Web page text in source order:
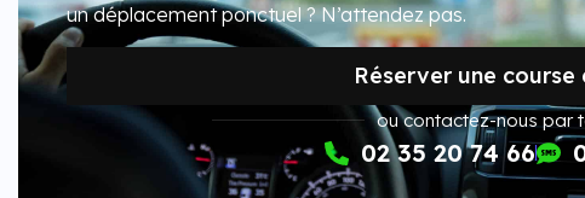
un déplacement ponctuel ? N’attendez pas.
Réserver une course
ou contactez-nous par
02 35 20 74 66